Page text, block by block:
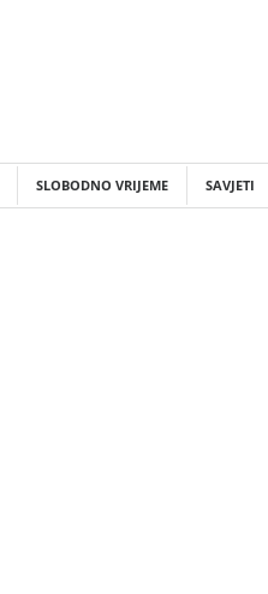
SLOBODNO VRIJEME SAVJETI